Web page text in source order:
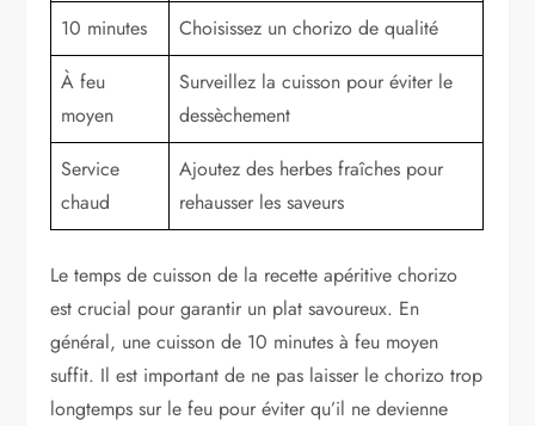
10 minutes
Choisissez un chorizo de qualité
À feu
moyen
Surveillez la cuisson pour éviter le
dessèchement
Service
chaud
Ajoutez des herbes fraîches pour
rehausser les saveurs
Le temps de cuisson de la recette apéritive chorizo
est crucial pour garantir un plat savoureux. En
général, une cuisson de 10 minutes à feu moyen
suffit. Il est important de ne pas laisser le chorizo trop
longtemps sur le feu pour éviter qu’il ne devienne